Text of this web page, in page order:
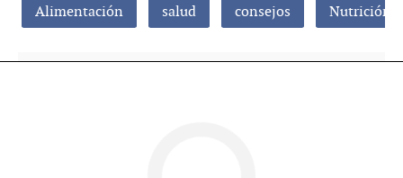
Alimentación salud consejos Nutrición